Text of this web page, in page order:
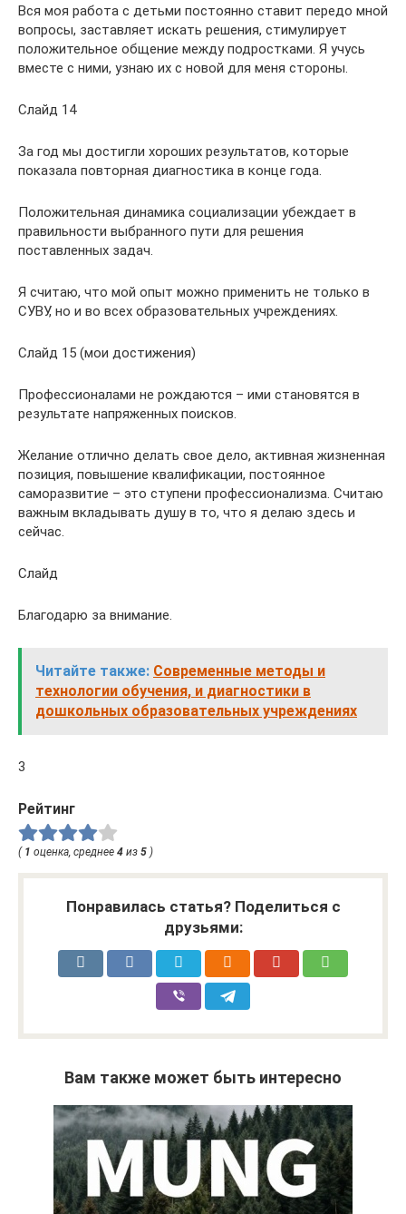
Вся моя работа с детьми постоянно ставит передо мной
вопросы, заставляет искать решения, стимулирует
положительное общение между подростками. Я учусь
вместе с ними, узнаю их с новой для меня стороны.
Слайд 14
За год мы достигли хороших результатов, которые
показала повторная диагностика в конце года.
Положительная динамика социализации убеждает в
правильности выбранного пути для решения
поставленных задач.
Я считаю, что мой опыт можно применить не только в
СУВУ, но и во всех образовательных учреждениях.
Слайд 15 (мои достижения)
Профессионалами не рождаются – ими становятся в
результате напряженных поисков.
Желание отлично делать свое дело, активная жизненная
позиция, повышение квалификации, постоянное
саморазвитие – это ступени профессионализма. Считаю
важным вкладывать душу в то, что я делаю здесь и
сейчас.
Слайд
Благодарю за внимание.
Читайте также: Современные методы и
технологии обучения, и диагностики в
дошкольных образовательных учреждениях
3
Рейтинг
( 1 оценка, среднее 4 из 5 )
Понравилась статья? Поделиться с
друзьями:
Вам также может быть интересно